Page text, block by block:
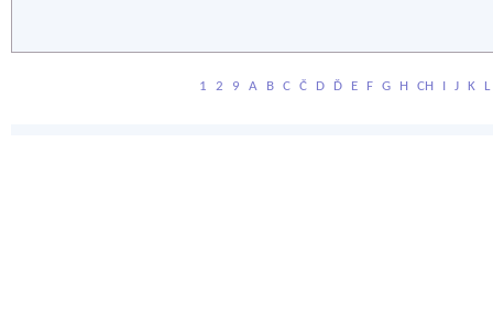
1 2 9 A B C Č D Ď E F G H CH I J K L